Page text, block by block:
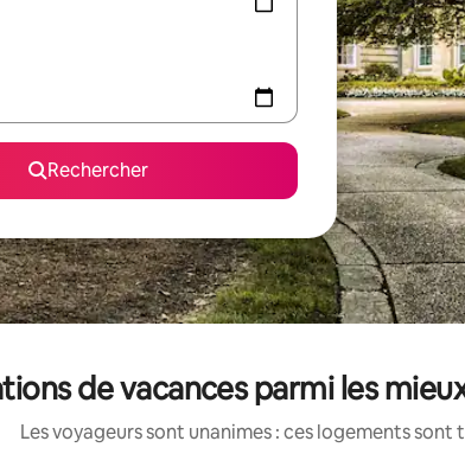
Rechercher
de vacances parmi les
Les voyageurs sont unanimes : ces logements